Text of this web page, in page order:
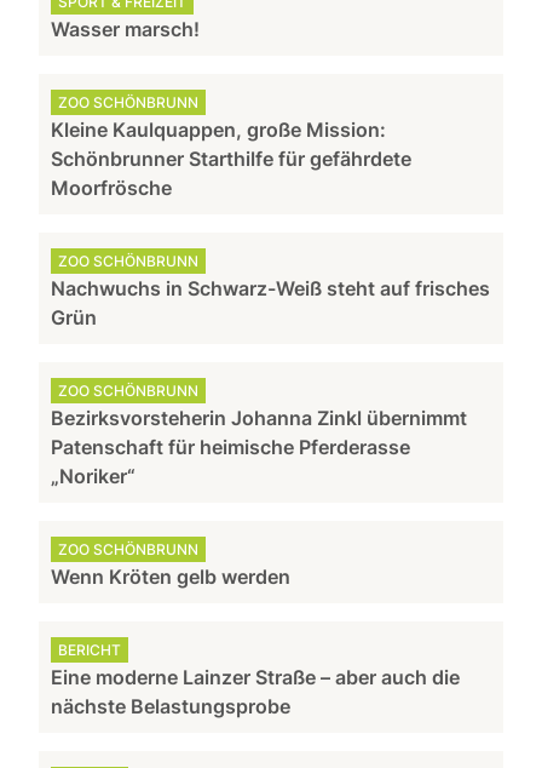
Wasser marsch!
ZOO SCHÖNBRUNN
Kleine Kaulquappen, große Mission:
Schönbrunner Starthilfe für gefährdete
Moorfrösche
ZOO SCHÖNBRUNN
Nachwuchs in Schwarz-Weiß steht auf frisches
Grün
ZOO SCHÖNBRUNN
Bezirksvorsteherin Johanna Zinkl übernimmt
Patenschaft für heimische Pferderasse
„Noriker“
ZOO SCHÖNBRUNN
Wenn Kröten gelb werden
BERICHT
Eine moderne Lainzer Straße – aber auch die
nächste Belastungsprobe